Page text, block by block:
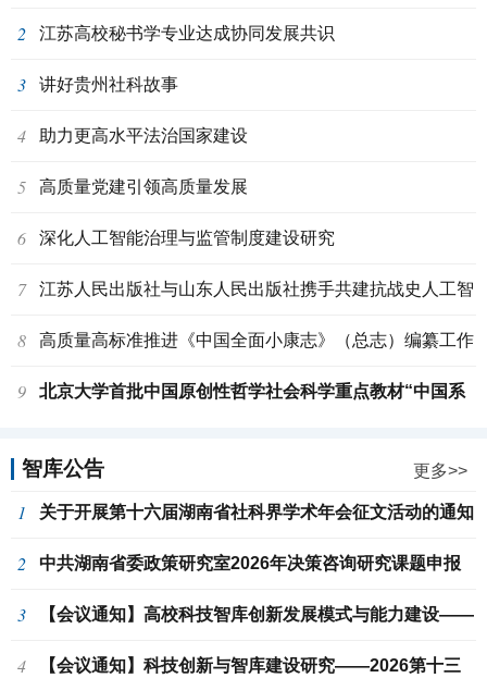
会在贵州大学召开
2 江苏高校秘书学专业达成协同发展共识
3 讲好贵州社科故事
4 助力更高水平法治国家建设
5 高质量党建引领高质量发展
6 深化人工智能治理与监管制度建设研究
7 江苏人民出版社与山东人民出版社携手共建抗战史人工智
能数据库
8 高质量高标准推进《中国全面小康志》（总志）编纂工作
9 北京大学首批中国原创性哲学社会科学重点教材“中国系
智库公告 更多>>
1 关于开展第十六届湖南省社科界学术年会征文活动的通知
2 中共湖南省委政策研究室2026年决策咨询研究课题申报
公告
3 【会议通知】高校科技智库创新发展模式与能力建设——
2026第十四届新型智库建设学术研讨会通
4 【会议通知】科技创新与智库建设研究——2026第十三